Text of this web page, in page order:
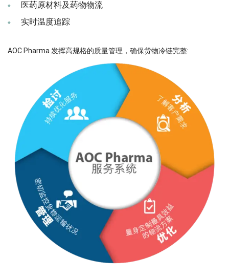
医药原材料及药物物流
实时温度追踪
AOC Pharma 发挥高规格的质量管理，确保货物冷链完整: